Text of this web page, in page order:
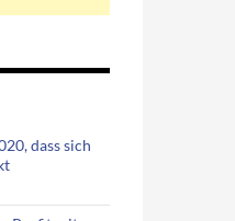
dass sich